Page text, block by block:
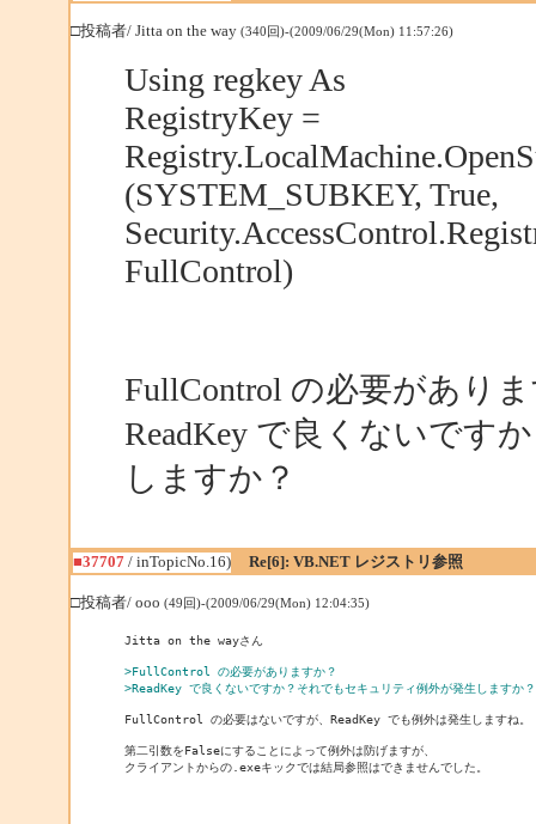
□投稿者/ Jitta on the way (340回)-(2009/06/29(Mon) 11:57:26)
Using regkey As
RegistryKey =
(SYSTEM_SUBKEY, True,
FullControl)
FullControl の必要があり
ReadKey で良くないです
しますか？
■37707/ inTopicNo.16) Re[6]: VB.NET レジストリ参照
□投稿者/ ooo (49回)-(2009/06/29(Mon) 12:04:35)
Jitta on the wayさん
>FullControl の必要がありますか？
>ReadKey で良くないですか？それでもセキュリティ例外が発生しますか？
FullControl の必要はないですが、ReadKey でも例外は発生しますね。
第二引数をFalseにすることによって例外は防げますが、
クライアントからの.exeキックでは結局参照はできませんでした。